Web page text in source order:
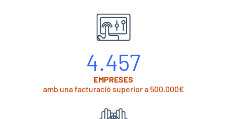
4.457
EMPRESES
amb una facturació superior a 500.000€